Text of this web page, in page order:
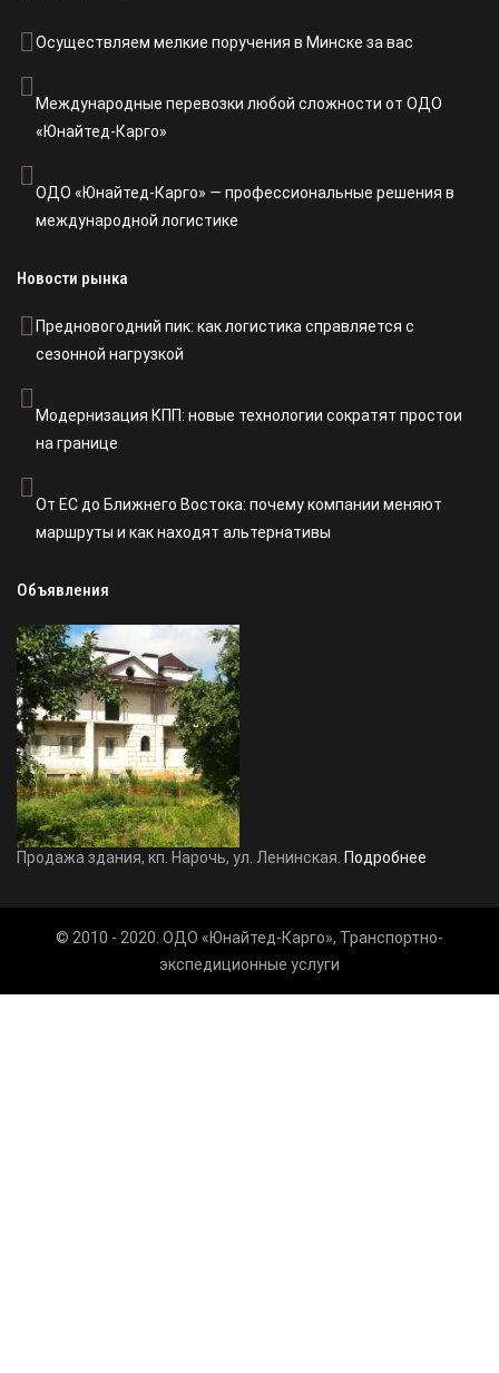
Осуществляем мелкие поручения в Минске за вас
Международные перевозки любой сложности от ОДО
«Юнайтед-Карго»
ОДО «Юнайтед-Карго» — профессиональные решения в
международной логистике
Новости рынка
Предновогодний пик: как логистика справляется с
сезонной нагрузкой
Модернизация КПП: новые технологии сократят простои
на границе
От ЕС до Ближнего Востока: почему компании меняют
маршруты и как находят альтернативы
Объявления
Продажа здания, кп. Нарочь, ул. Ленинская. Подробнее
© 2010 - 2020. ОДО «Юнайтед-Карго», Транспортно-
экспедиционные услуги